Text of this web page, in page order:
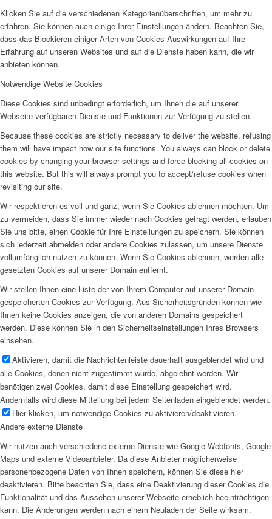
Klicken Sie auf die verschiedenen Kategorienüberschriften, um mehr zu
erfahren. Sie können auch einige Ihrer Einstellungen ändern. Beachten Sie,
dass das Blockieren einiger Arten von Cookies Auswirkungen auf Ihre
Erfahrung auf unseren Websites und auf die Dienste haben kann, die wir
anbieten können.
Notwendige Website Cookies
Diese Cookies sind unbedingt erforderlich, um Ihnen die auf unserer
Webseite verfügbaren Dienste und Funktionen zur Verfügung zu stellen.
Because these cookies are strictly necessary to deliver the website, refusing
them will have impact how our site functions. You always can block or delete
cookies by changing your browser settings and force blocking all cookies on
this website. But this will always prompt you to accept/refuse cookies when
revisiting our site.
Wir respektieren es voll und ganz, wenn Sie Cookies ablehnen möchten. Um
zu vermeiden, dass Sie immer wieder nach Cookies gefragt werden, erlauben
Sie uns bitte, einen Cookie für Ihre Einstellungen zu speichern. Sie können
sich jederzeit abmelden oder andere Cookies zulassen, um unsere Dienste
vollumfänglich nutzen zu können. Wenn Sie Cookies ablehnen, werden alle
gesetzten Cookies auf unserer Domain entfernt.
Wir stellen Ihnen eine Liste der von Ihrem Computer auf unserer Domain
gespeicherten Cookies zur Verfügung. Aus Sicherheitsgründen können wie
Ihnen keine Cookies anzeigen, die von anderen Domains gespeichert
werden. Diese können Sie in den Sicherheitseinstellungen Ihres Browsers
einsehen.
Aktivieren, damit die Nachrichtenleiste dauerhaft ausgeblendet wird und
alle Cookies, denen nicht zugestimmt wurde, abgelehnt werden. Wir
benötigen zwei Cookies, damit diese Einstellung gespeichert wird.
Andernfalls wird diese Mitteilung bei jedem Seitenladen eingeblendet werden.
Hier klicken, um notwendige Cookies zu aktivieren/deaktivieren.
Andere externe Dienste
Wir nutzen auch verschiedene externe Dienste wie Google Webfonts, Google
Maps und externe Videoanbieter. Da diese Anbieter möglicherweise
personenbezogene Daten von Ihnen speichern, können Sie diese hier
deaktivieren. Bitte beachten Sie, dass eine Deaktivierung dieser Cookies die
Funktionalität und das Aussehen unserer Webseite erheblich beeinträchtigen
kann. Die Änderungen werden nach einem Neuladen der Seite wirksam.